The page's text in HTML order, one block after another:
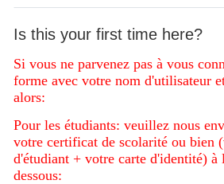
Is this your first time here?
Si vous ne parvenez pas à vous
forme avec votre nom d'utilisateur
alors:
Pour les étudiants: veuillez nous
votre certificat de scolarité ou bien
d'étudiant + votre carte d'identité) à
dessous: